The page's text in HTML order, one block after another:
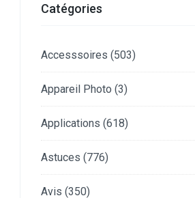
Catégories
Accesssoires (503)
Appareil Photo (3)
Applications (618)
Astuces (776)
Avis (350)